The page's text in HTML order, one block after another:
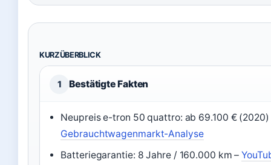
KURZÜBERBLICK
1 Bestätigte Fakten
Neupreis e-tron 50 quattro: ab 69.100 €
Gebrauchtwagenmarkt-Analyse
Batteriegarantie: 8 Jahre / 160.000 km –